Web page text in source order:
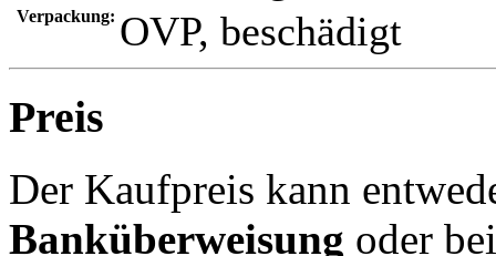
Verpackung: OVP, beschädigt
Preis
Der Kaufpreis kann
Banküberweisung oder